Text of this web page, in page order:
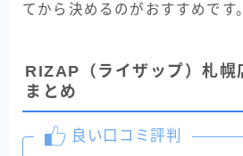
てから決めるのがおすすめです。
RIZAP（ライザップ）札幌
まとめ
良い口コミ評判